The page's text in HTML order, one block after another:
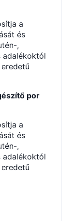
a
és
,
adalékoktól
por
a
és
,
adalékoktól